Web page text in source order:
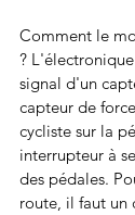
Comment le
?
signal d'un
capteur de
cycliste sur la
interrupteur à
des pédales.
route, il faut un